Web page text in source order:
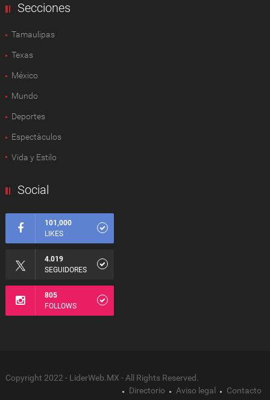
Secciones
Tamaulipas
Texas
México
Mundo
Deportes
Espectàculos
Vida y Estilo
Social
101,000
LIKES
4.019
SEGUIDORES
805
FOLLOWS
Copyright 2022 - LiderWeb.MX - All Rights Reserved.
Directorio
Aviso legal Contacto